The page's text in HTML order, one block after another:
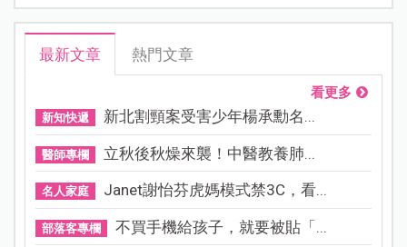
最新文章 熱門文章
看更多
新知快遞 新北割頸案受害少年楊承勳名...
醫師專欄 立秋後秋燥來襲！中醫教養肺...
名人家庭 Janet謝怡芬虎媽模式禁3C，看...
部落客專欄 不買手機給孩子，就要被貼「...